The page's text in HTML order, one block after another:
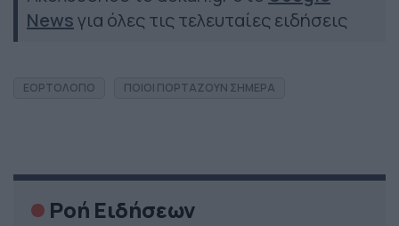
Newsγια όλες τις τελευταίες ειδήσεις
ΕΟΡΤΟΛΟΓΙΟ ΠΟΙΟΙ ΓΙΟΡΤΑΖΟΥΝ ΣΗΜΕΡΑ
Ροή Ειδήσεων